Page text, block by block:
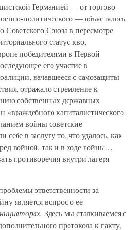
Германией — от торгово-
политического — объяснялось
Советского Союза в пересмотре
статус-кво,
победителями в Первой
его участие в
начавшееся с самозащиты
отражало стремление к
собственных державных
«враждебного капиталистического
войны советские
себе в заслугу то, что удалось, как
войной, так и в ходе войны…
противоречия внутри лагеря
ответственности за
является вопрос о ее
Здесь мы сталкиваемся с
протокола к пакту,